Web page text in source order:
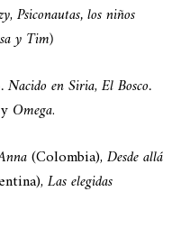
, Psiconautas, los niños
y Tim)
Nacido en Siria, El Bosco.
y Omega.
(Colombia), Desde allá
Las elegidas